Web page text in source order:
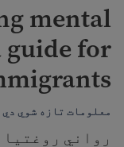
mental
guide for
معلومات تازه شوي دي په جون
رواني